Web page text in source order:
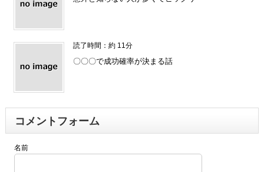
読了時間：約 11分
〇〇〇で成功確率が決まる話
コメントフォーム
名前